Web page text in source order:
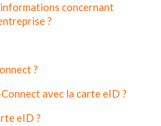
concernant
?
?
avec la carte eID ?
eID ?